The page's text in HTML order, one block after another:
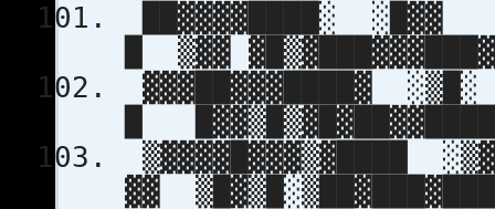
██▓▓▓▓████░
█ ▒▓▓
█
▓▓